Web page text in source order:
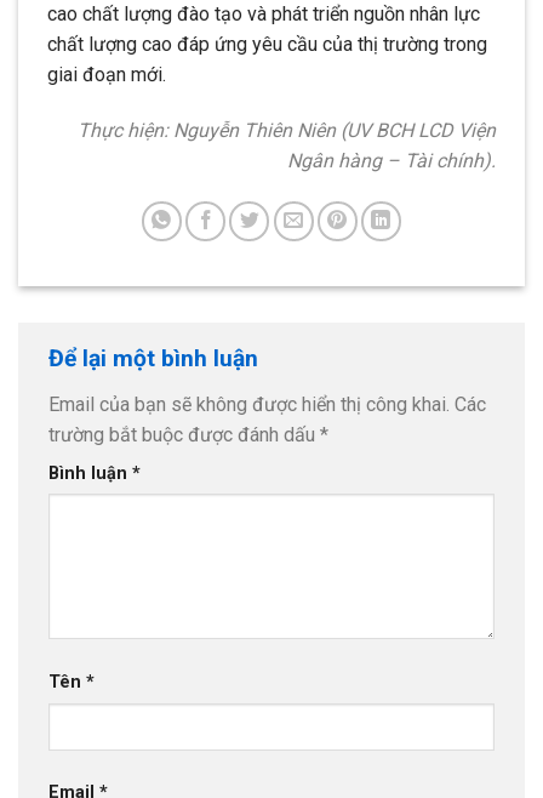
cao chất lượng đào tạo và phát triển nguồn nhân lực
chất lượng cao đáp ứng yêu cầu của thị trường trong
giai đoạn mới.
Thực hiện: Nguyễn Thiên Niên (UV BCH LCD Viện
Ngân hàng – Tài chính).
Để lại một bình luận
Email của bạn sẽ không được hiển thị công khai. Các
trường bắt buộc được đánh dấu *
Bình luận *
Tên *
Email *